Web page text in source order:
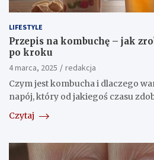
LIFESTYLE
Przepis na kombuchę – jak
po kroku
4 marca, 2025
redakcja
Czym jest kombucha i dlaczego
napój, który od jakiegoś czasu
Czytaj